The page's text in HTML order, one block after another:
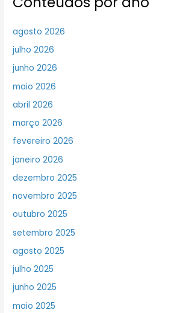
agosto 2026
julho 2026
junho 2026
maio 2026
abril 2026
março 2026
fevereiro 2026
janeiro 2026
dezembro 2025
novembro 2025
outubro 2025
setembro 2025
agosto 2025
julho 2025
junho 2025
maio 2025